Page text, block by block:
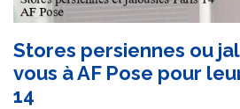
Stores persiennes ou
vous à AF Pose pour
14